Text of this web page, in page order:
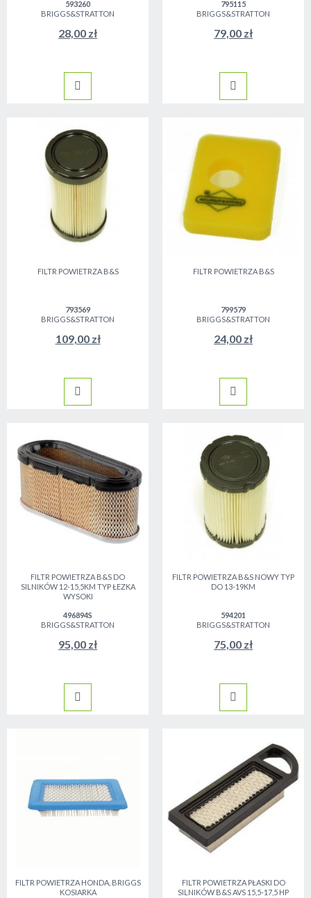
593260
BRIGGS&STRATTON
28,00 zł
795115
BRIGGS&STRATTON
79,00 zł
FILTR POWIETRZA B&S
793569
BRIGGS&STRATTON
109,00 zł
FILTR POWIETRZA B&S
799579
BRIGGS&STRATTON
24,00 zł
FILTR POWIETRZA B&S DO
SILNIKÓW 12-15,5KM TYP ŁEZKA
WYSOKI
496894S
BRIGGS&STRATTON
95,00 zł
FILTR POWIETRZA B&S NOWY TYP
DO 13-19KM
594201
BRIGGS&STRATTON
75,00 zł
FILTR POWIETRZA HONDA, BRIGGS
KOSIARKA
FILTR POWIETRZA PŁASKI DO
SILNIKÓW B&S AVS 15,5-17,5 HP